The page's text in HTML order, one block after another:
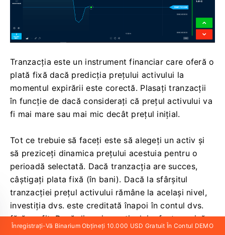
Tranzacția este un instrument financiar care oferă o
plată fixă ​​dacă predicția prețului activului la
momentul expirării este corectă. Plasați tranzacții
în funcție de dacă considerați că prețul activului va
fi mai mare sau mai mic decât prețul inițial.
Tot ce trebuie să faceți este să alegeți un activ și
să preziceți dinamica prețului acestuia pentru o
perioadă selectată. Dacă tranzacția are succes,
câștigați plata fixă ​​(în bani). Dacă la sfârșitul
tranzacției prețul activului rămâne la același nivel,
investiția dvs. este creditată înapoi în contul dvs.
fără profit. Dacă dinamica activului a fost prezisă
incorect, pierdeți suma investiției dvs. (out-of-the-
Înregistrați-Vă Binarium Obțineți 10.000 USD Gratuit În Contul DEMO